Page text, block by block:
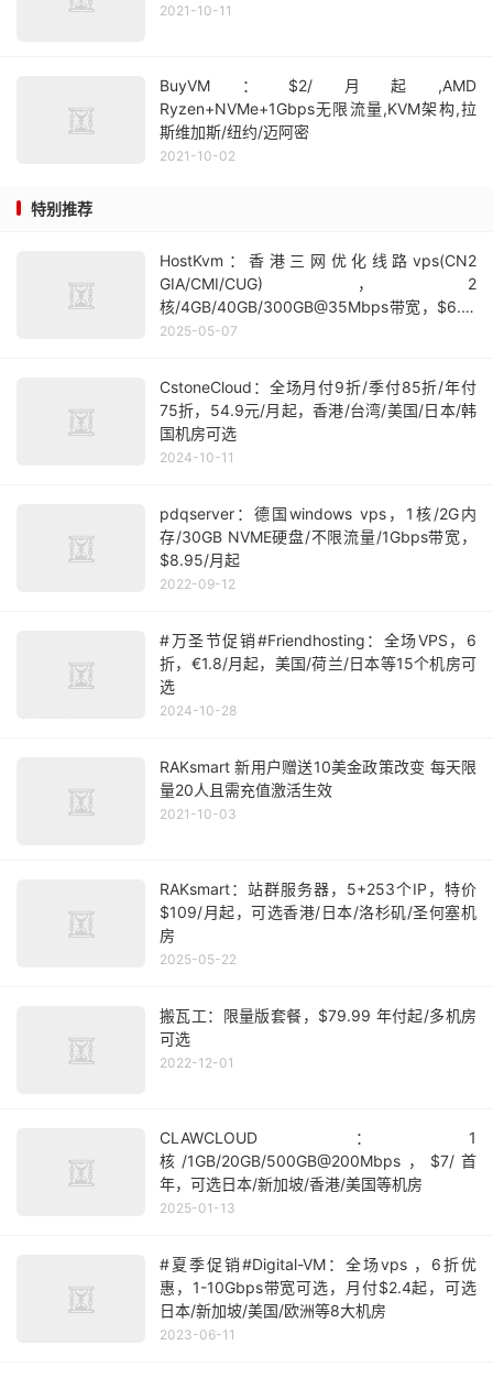
2021-10-11
BuyVM：$2/月起,AMD
Ryzen+NVMe+1Gbps无限流量,KVM架构,拉
斯维加斯/纽约/迈阿密
2021-10-02
特别推荐
HostKvm：香港三网优化线路vps(CN2
GIA/CMI/CUG)，2
核/4GB/40GB/300GB@35Mbps带宽，$6.4/
月起
2025-05-07
CstoneCloud：全场月付9折/季付85折/年付
75折，54.9元/月起，香港/台湾/美国/日本/韩
国机房可选
2024-10-11
pdqserver：德国windows vps，1核/2G内
存/30GB NVME硬盘/不限流量/1Gbps带宽，
$8.95/月起
2022-09-12
#万圣节促销#Friendhosting：全场VPS，6
折，€1.8/月起，美国/荷兰/日本等15个机房可
选
2024-10-28
RAKsmart 新用户赠送10美金政策改变 每天限
量20人且需充值激活生效
2021-10-03
RAKsmart：站群服务器，5+253个IP，特价
$109/月起，可选香港/日本/洛杉矶/圣何塞机
房
2025-05-22
搬瓦工：限量版套餐，$79.99 年付起/多机房
可选
2022-12-01
CLAWCLOUD：1
核/1GB/20GB/500GB@200Mbps，$7/首
年，可选日本/新加坡/香港/美国等机房
2025-01-13
#夏季促销#Digital-VM：全场vps ，6折优
惠，1-10Gbps带宽可选，月付$2.4起，可选
日本/新加坡/美国/欧洲等8大机房
2023-06-11